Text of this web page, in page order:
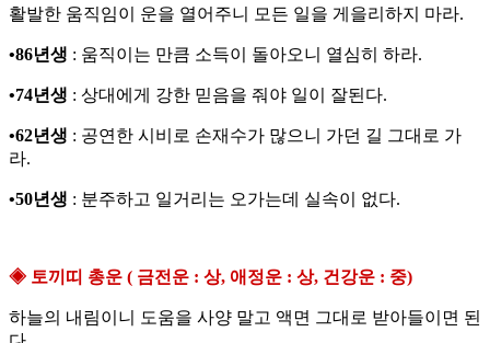
활발한 움직임이 운을 열어주니 모든 일을 게을리하지 마라.
•86년생 : 움직이는 만큼 소득이 돌아오니 열심히 하라.
•74년생 : 상대에게 강한 믿음을 줘야 일이 잘된다.
•62년생 : 공연한 시비로 손재수가 많으니 가던 길 그대로 가
라.
•50년생 : 분주하고 일거리는 오가는데 실속이 없다.
◈ 토끼띠 총운 ( 금전운 : 상, 애정운 : 상, 건강운 : 중)
하늘의 내림이니 도움을 사양 말고 액면 그대로 받아들이면 된